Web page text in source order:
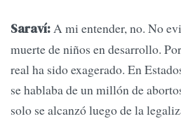
Saraví:A mi entender, no. No
muerte de niños en desarrollo.
real ha sido exagerado. En
se hablaba de un millón de
solo se alcanzó luego de la